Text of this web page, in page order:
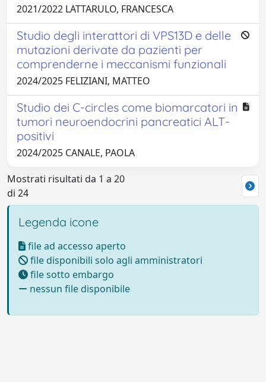
2021/2022 LATTARULO, FRANCESCA
Studio degli interattori di VPS13D e delle
mutazioni derivate da pazienti per
comprenderne i meccanismi funzionali
2024/2025 FELIZIANI, MATTEO
Studio dei C-circles come biomarcatori in
tumori neuroendocrini pancreatici ALT-
positivi
2024/2025 CANALE, PAOLA
Mostrati risultati da 1 a 20
di 24
Legenda icone
file ad accesso aperto
file disponibili solo agli amministratori
file sotto embargo
nessun file disponibile